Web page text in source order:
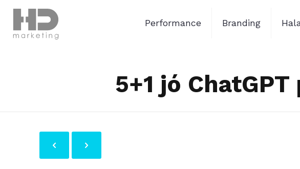
Performance Branding
5+1 jó